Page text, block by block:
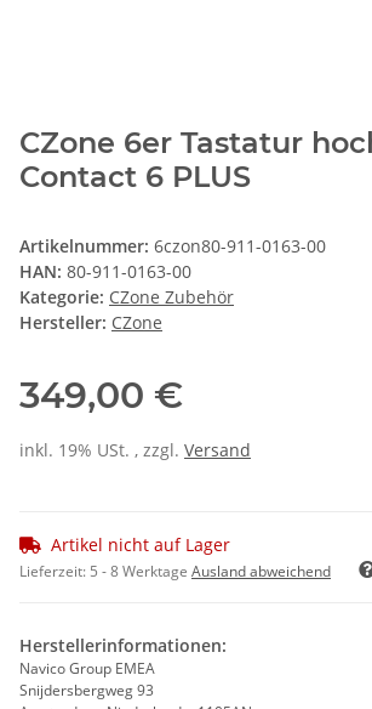
CZone 6er Tastatur
Contact 6 PLUS
Artikelnummer: 6czon80-911-0163-00
HAN: 80-911-0163-00
Kategorie: CZone Zubehör
Hersteller: CZone
349,00 €
inkl. 19% USt. , zzgl. Versand
Artikel nicht auf Lager
Lieferzeit: 5 - 8 Werktage Ausland abweichend
Herstellerinformationen:
Navico Group EMEA
Snijdersbergweg 93